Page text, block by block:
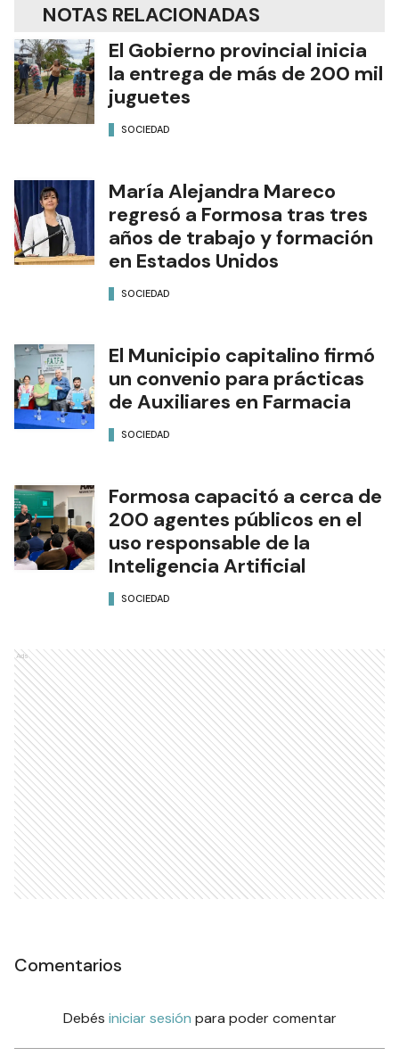
NOTAS RELACIONADAS
El Gobierno provincial inicia
la entrega de más de 200 mil
juguetes
SOCIEDAD
María Alejandra Mareco
regresó a Formosa tras tres
años de trabajo y formación
en Estados Unidos
SOCIEDAD
El Municipio capitalino firmó
un convenio para prácticas
de Auxiliares en Farmacia
SOCIEDAD
Formosa capacitó a cerca de
200 agentes públicos en el
uso responsable de la
Inteligencia Artificial
SOCIEDAD
Ads
Comentarios
Debés iniciar sesión para poder comentar